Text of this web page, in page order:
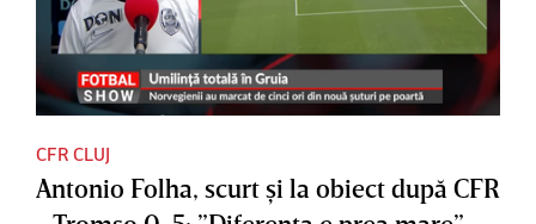
CFR CLUJ
Antonio Folha, scurt şi la obiect după CFR